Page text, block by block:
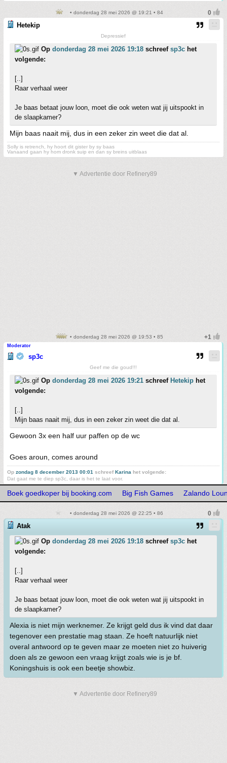
• donderdag 28 mei 2026 @ 19:21 • 84
Hetekip
Depressief
Op donderdag 28 mei 2026 19:18 schreef sp3c het
volgende:
[..]
Raar verhaal weer
Je baas betaat jouw loon, moet die ook weten wat jij uitspookt in
de slaapkamer?
Mijn baas naait mij, dus in een zeker zin weet die dat al.
Solly is retrench, hy hoort dit gister by sy baas
Vanaand gaan hy hom dronk suip en dan sy breins uitblaas
▼ Advertentie door Refinery89
• donderdag 28 mei 2026 @ 19:53 • 85
Moderator
sp3c
Geef me die goud!!!
Op donderdag 28 mei 2026 19:21 schreef Hetekip het
volgende:
[..]
Mijn baas naait mij, dus in een zeker zin weet die dat al.
Gewoon 3x een half uur paffen op de wc
Goes aroun, comes around
Op zondag 8 december 2013 00:01 schreefKarina het volgende:
Dat gaat me te diep sp3c, daar is het te laat voor.
Boek goedkoper bij booking.com Big Fish Games Zalando
• donderdag 28 mei 2026 @ 22:25 • 86
Atak
Op donderdag 28 mei 2026 19:18 schreef sp3c het
volgende:
[..]
Raar verhaal weer
Je baas betaat jouw loon, moet die ook weten wat jij uitspookt in
de slaapkamer?
Alexia is niet mijn werknemer. Ze krijgt geld dus ik vind dat daar
tegenover een prestatie mag staan. Ze hoeft natuurlijk niet
overal antwoord op te geven maar ze moeten niet zo huiverig
doen als ze gewoon een vraag krijgt zoals wie is je bf.
Koningshuis is ook een beetje showbiz.
▼ Advertentie door Refinery89